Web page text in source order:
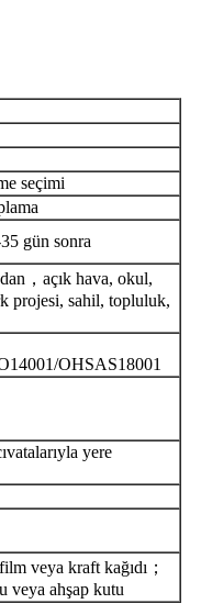
seçimi
gün sonra
， açık hava, okul,
projesi, sahil, topluluk,
OHSAS18001
yere
veya kraft kağıdı ；
veya ahşap kutu